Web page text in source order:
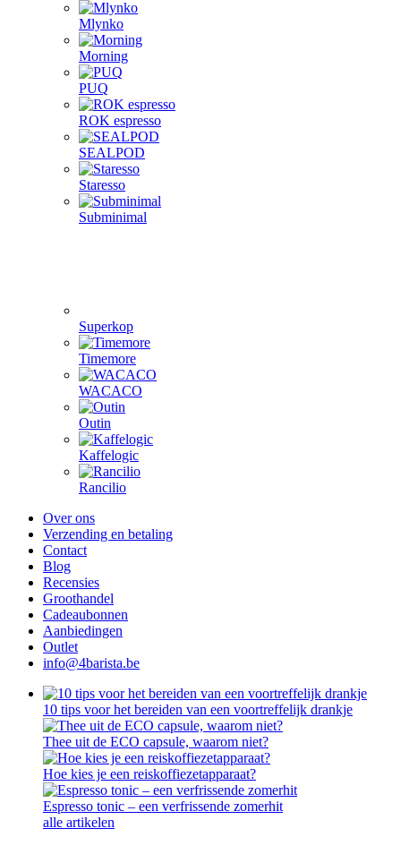
Mlynko
Morning
PUQ
ROK espresso
SEALPOD
Staresso
Subminimal
Superkop
Timemore
WACACO
Outin
Kaffelogic
Rancilio
Over ons
Verzending en betaling
Contact
Blog
Recensies
Groothandel
Cadeaubonnen
Aanbiedingen
Outlet
info@4barista.be
10 tips voor het bereiden van een voortreffelijk drankje
Thee uit de ECO capsule, waarom niet?
Hoe kies je een reiskoffiezetapparaat?
Espresso tonic – een verfrissende zomerhit
alle artikelen